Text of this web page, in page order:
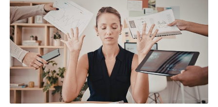
b
o
o
k
t
e
r
s
A
p
p
g
r
a
m
e
e
s